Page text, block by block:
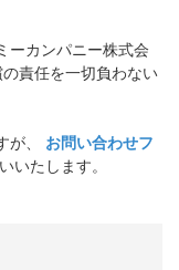
ーカンパニー株式会
責任を一切負わない
、
お問い合わせフ
いたします。